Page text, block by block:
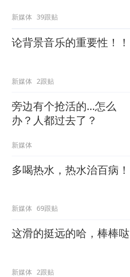
新媒体 39跟贴
论背景音乐的重要性！！
新媒体 2跟贴
旁边有个抢活的…怎么
办？人都过去了？
新媒体
多喝热水，热水治百病！
新媒体 69跟贴
这滑的挺远的哈，棒棒哒
新媒体 2跟贴